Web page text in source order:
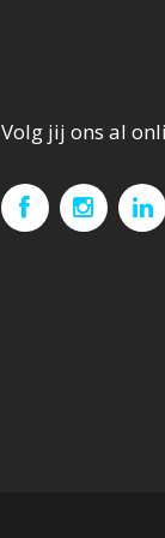
Volg jij ons al